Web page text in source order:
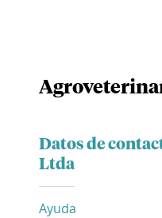
Datos de
Ltda
Ayuda